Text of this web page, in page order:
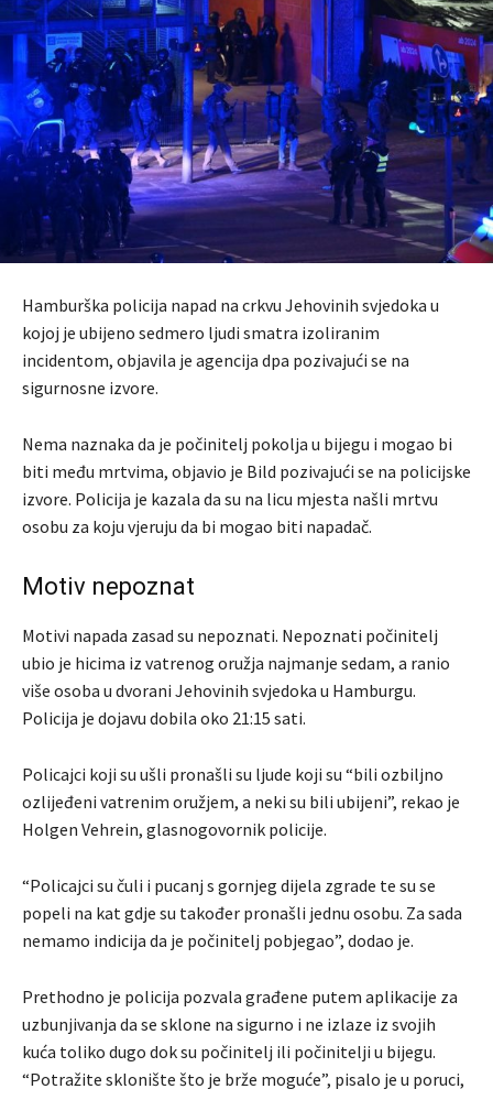
Hamburška policija napad na crkvu Jehovinih svjedoka u
kojoj je ubijeno sedmero ljudi smatra izoliranim
incidentom, objavila je agencija dpa pozivajući se na
sigurnosne izvore.
Nema naznaka da je počinitelj pokolja u bijegu i mogao bi
biti među mrtvima, objavio je Bild pozivajući se na policijske
izvore. Policija je kazala da su na licu mjesta našli mrtvu
osobu za koju vjeruju da bi mogao biti napadač.
Motiv nepoznat
Motivi napada zasad su nepoznati. Nepoznati počinitelj
ubio je hicima iz vatrenog oružja najmanje sedam, a ranio
više osoba u dvorani Jehovinih svjedoka u Hamburgu.
Policija je dojavu dobila oko 21:15 sati.
Policajci koji su ušli pronašli su ljude koji su “bili ozbiljno
ozlijeđeni vatrenim oružjem, a neki su bili ubijeni”, rekao je
Holgen Vehrein, glasnogovornik policije.
“Policajci su čuli i pucanj s gornjeg dijela zgrade te su se
popeli na kat gdje su također pronašli jednu osobu. Za sada
nemamo indicija da je počinitelj pobjegao”, dodao je.
Prethodno je policija pozvala građene putem aplikacije za
uzbunjivanja da se sklone na sigurno i ne izlaze iz svojih
kuća toliko dugo dok su počinitelj ili počinitelji u bijegu.
“Potražite sklonište što je brže moguće”, pisalo je u poruci,